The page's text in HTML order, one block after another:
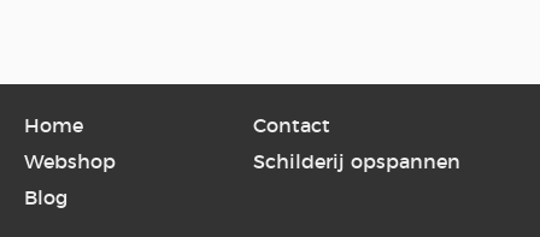
Home
Contact
Webshop
Schilderij opspannen
Blog